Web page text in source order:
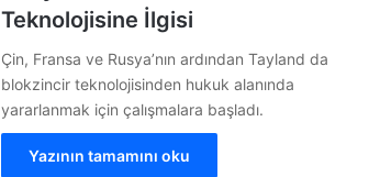
Teknolojisine İlgisi
Çin, Fransa ve Rusya’nın ardından Tayland da
blokzincir teknolojisinden hukuk alanında
yararlanmak için çalışmalara başladı.
Yazının tamamını oku